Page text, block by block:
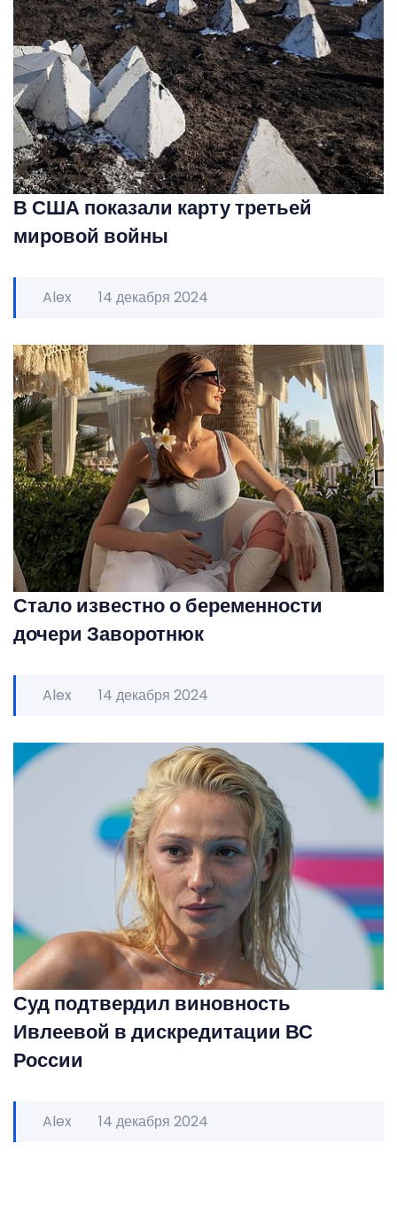
В США показали карту третьей
мировой войны
Alex 14 декабря 2024
Стало известно о беременности
дочери Заворотнюк
Alex 14 декабря 2024
Суд подтвердил виновность
Ивлеевой в дискредитации ВС
России
Alex 14 декабря 2024